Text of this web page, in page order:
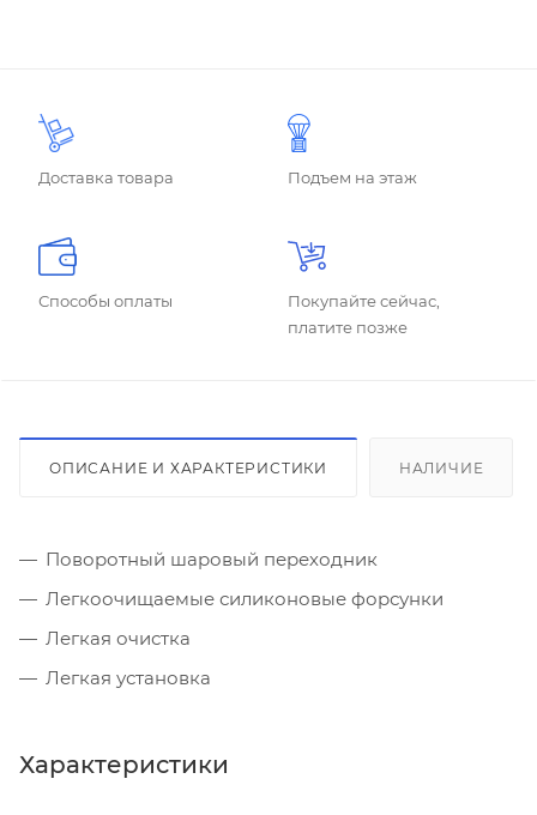
Доставка товара Подъем на этаж
Способы оплаты
Покупайте сейчас,
платите позже
ОПИСАНИЕ И ХАРАКТЕРИСТИКИ НАЛИЧИЕ
Поворотный шаровый переходник
Легкоочищаемые силиконовые форсунки
Легкая очистка
Легкая установка
Характеристики